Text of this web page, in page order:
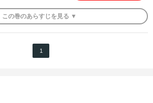
この巻のあらすじを 見る ▼
1